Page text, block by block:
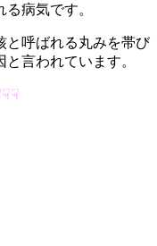
る病気です。
と呼ばれる丸みを帯び
言われています。